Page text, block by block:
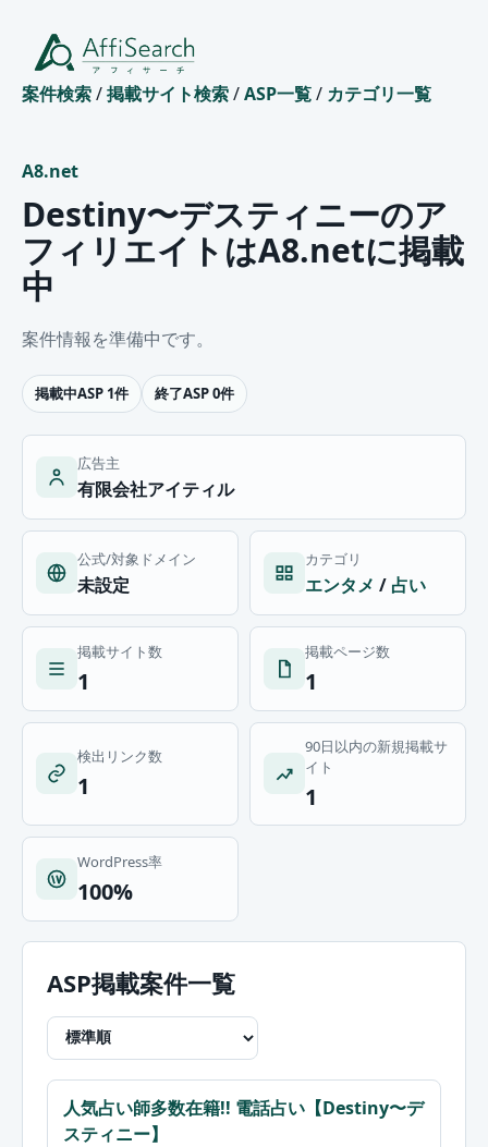
案件検索/掲載サイト検索/ASP一覧/ カテゴリ一覧
A8.net
Destiny〜デスティニーのア
フィリエイトはA8.netに掲載
中
案件情報を準備中です。
掲載中ASP 1件 終了ASP 0件
広告主
有限会社アイティル
公式/対象ドメイン
未設定
カテゴリ
エンタメ / 占い
掲載サイト数
1
掲載ページ数
1
検出リンク数
1
90日以内の新規掲載サ
イト
1
WordPress率
100%
ASP掲載案件一覧
人気占い師多数在籍!! 電話占い【Destiny〜デ
スティニー】